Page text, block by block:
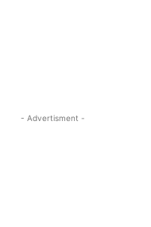
- Advertisment -